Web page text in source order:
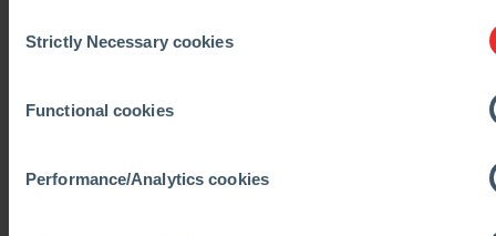
Selection
Strictly Necessary cookies
Functional cookies
Performance/Analytics cookies
的
EBITA